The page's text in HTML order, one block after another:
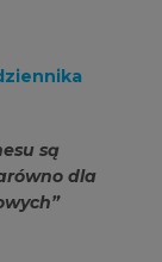
są
dla